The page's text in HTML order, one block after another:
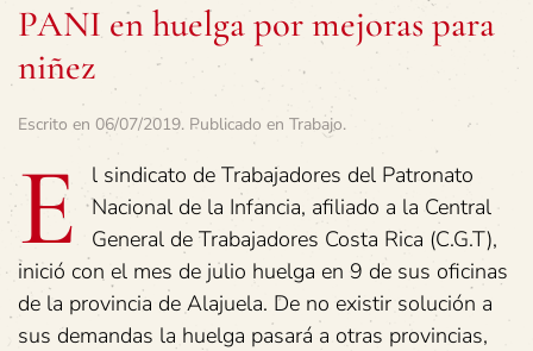
PANI en huelga por mejoras para
niñez
Escrito en 06/07/2019. Publicado en Trabajo.
E
l sindicato de Trabajadores del Patronato
Nacional de la Infancia, afiliado a la Central
General de Trabajadores Costa Rica (C.G.T),
inició con el mes de julio huelga en 9 de sus oficinas
de la provincia de Alajuela. De no existir solución a
sus demandas la huelga pasará a otras provincias,